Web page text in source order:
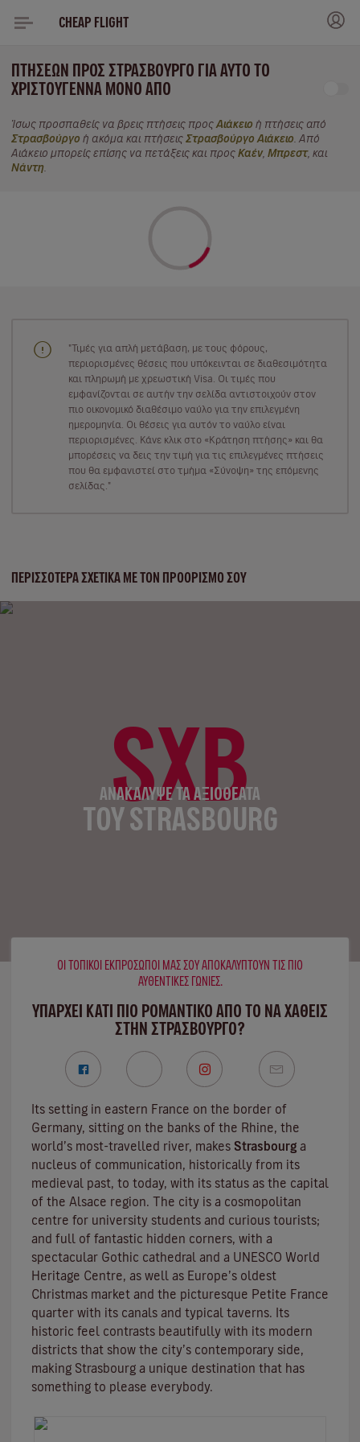
CHEAP FLIGHT
ΠΤΉΣΕΩΝ ΠΡΟΣ ΣΤΡΑΣΒΟΎΡΓΟ ΓΙΑ ΑΥΤΌ ΤΟ
ΧΡΙΣΤΟΎΓΕΝΝΑ ΜΌΝΟ ΑΠΌ
Ίσως προσπαθείς να βρεις πτήσεις προς Αιάκειο ή πτήσεις από
Στρασβούργο ή ακόμα και πτήσεις Στρασβούργο Αιάκειο . Από
Αιάκειο μπορείς επίσης να πετάξεις και προς Καέν, Μπρεστ, και
Νάντη
"Τιμές για απλή μετάβαση, με τους φόρους,
περιορισμένες θέσεις που υπόκεινται σε διαθεσιμότητα
και πληρωμή με χρεωστική Visa. Οι τιμές που
εμφανίζονται σε αυτήν την σελίδα αντιστοιχούν στον
πιο οικονομικό διαθέσιμο ναύλο για την επιλεγμένη
ημερομηνία. Οι θέσεις για αυτόν το ναύλο είναι
περιορισμένες. Κάνε κλικ στο «Κράτηση πτήσης» και θα
μπορέσεις να δεις την τιμή για τις επιλεγμένες πτήσεις
που θα εμφανιστεί στο τμήμα «Σύνοψη» της επόμενης
σελίδας."
ΠΕΡΙΣΣΌΤΕΡΑ ΣΧΕΤΙΚΆ ΜΕ ΤΟΝ ΠΡΟΟΡΙΣΜΌ ΣΟΥ
SXB
ΑΝΑΚΆΛΥΨΕ ΤΑ ΑΞΙΟΘΈΑΤΑ
ΤΟΥ STRASBOURG
ΟΙ ΤΟΠΙΚΟΊ ΕΚΠΡΌΣΩΠΟΊ ΜΑΣ ΣΟΥ ΑΠΟΚΑΛΎΠΤΟΥΝ ΤΙΣ ΠΙΟ
ΑΥΘΕΝΤΙΚΈΣ ΓΩΝΙΈΣ.
ΥΠΑΡΧΕΙ ΚΑΤΙ ΠΙΟ ΡΟΜΑΝΤΙΚΟ ΑΠΟ ΤΟ ΝΑ ΧΑΘΕΙΣ
ΣΤΗΝ ΣΤΡΑΣΒΟΎΡΓΟ?
Its setting in eastern France on the border of
Germany, sitting on the banks of the Rhine, the
world’s most-travelled river, makes Strasbourg a
nucleus of communication, historically from its
medieval past, to today, with its status as the capital
of the Alsace region. The city is a cosmopolitan
centre for university students and curious tourists;
and full of fantastic hidden corners, with a
spectacular Gothic cathedral and a UNESCO World
Heritage Centre, as well as Europe’s oldest
Christmas market and the picturesque Petite France
quarter with its canals and typical taverns. Its
historic feel contrasts beautifully with its modern
districts that show the city’s contemporary side,
making Strasbourg a unique destination that has
something to please everybody.